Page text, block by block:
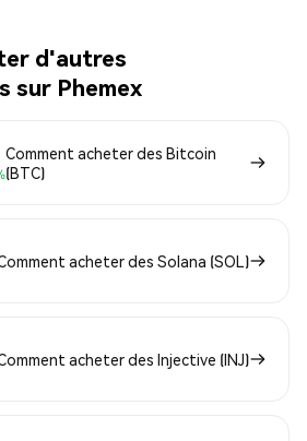
d'autres
sur Phemex
Comment acheter des Bitcoin
(BTC)
acheter des Solana (SOL)
acheter des Injective (INJ)